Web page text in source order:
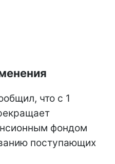
что с 1
фондом
поступающих